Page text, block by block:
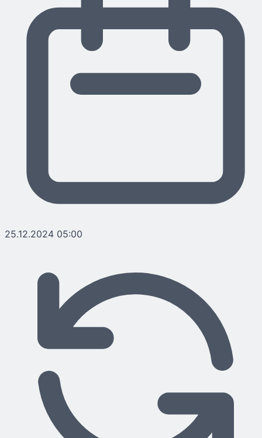
25.12.2024 05:00